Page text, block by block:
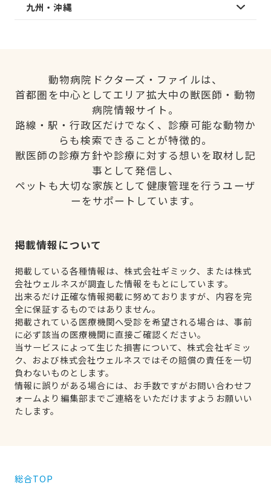
九州・沖縄
動物病院ドクターズ・ファイルは、
首都圏を中心としてエリア拡大中の獣医師・動物
病院情報サイト。
路線・駅・行政区だけでなく、診療可能な動物か
らも検索できることが特徴的。
獣医師の診療方針や診療に対する想いを取材し記
事として発信し、
ペットも大切な家族として健康管理を行うユーザ
ーをサポートしています。
掲載情報について
掲載している各種情報は、株式会社ギミック、または株式
会社ウェルネスが調査した情報をもとにしています。
出来るだけ正確な情報掲載に努めておりますが、内容を完
全に保証するものではありません。
掲載されている医療機関へ受診を希望される場合は、事前
に必ず該当の医療機関に直接ご確認ください。
当サービスによって生じた損害について、株式会社ギミッ
ク、および株式会社ウェルネスではその賠償の責任を一切
負わないものとします。
情報に誤りがある場合には、お手数ですがお問い合わせフ
ォームより編集部までご連絡をいただけますようお願いい
たします。
総合TOP